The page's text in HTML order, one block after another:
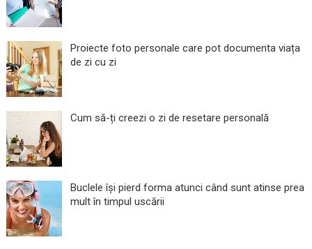
Proiecte foto personale care pot documenta viața
de zi cu zi
Cum să-ți creezi o zi de resetare personală
Buclele își pierd forma atunci când sunt atinse prea
mult în timpul uscării